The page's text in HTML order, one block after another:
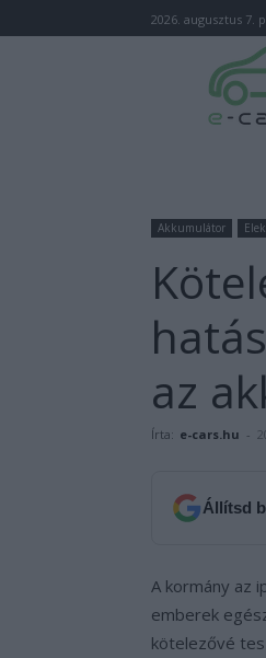
2026. augusztus 7.
Akkumulátor
az
Írta: e-cars.hu -
Állítsd
A kormány az
emberek
kötelezővé